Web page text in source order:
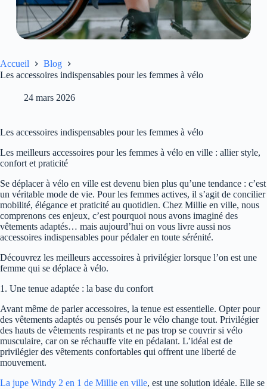
Accueil
Blog
Les accessoires indispensables pour les femmes à vélo
24 mars 2026
Les accessoires indispensables pour les femmes à vélo
Les meilleurs accessoires pour les femmes à vélo en ville : allier style,
confort et praticité
Se déplacer à vélo en ville est devenu bien plus qu’une tendance : c’est
un véritable mode de vie. Pour les femmes actives, il s’agit de concilier
mobilité, élégance et praticité au quotidien. Chez Millie en ville, nous
comprenons ces enjeux, c’est pourquoi nous avons imaginé des
vêtements adaptés… mais aujourd’hui on vous livre aussi nos
accessoires indispensables pour pédaler en toute sérénité.
Découvrez les meilleurs accessoires à privilégier lorsque l’on est une
femme qui se déplace à vélo.
1. Une tenue adaptée : la base du confort
Avant même de parler accessoires, la tenue est essentielle. Opter pour
des vêtements adaptés ou pensés pour le vélo change tout. Privilégier
des hauts de vêtements respirants et ne pas trop se couvrir si vélo
musculaire, car on se réchauffe vite en pédalant. L’idéal est de
privilégier des vêtements confortables qui offrent une liberté de
mouvement.
La jupe Windy 2 en 1 de Millie en ville, est une solution idéale. Elle se